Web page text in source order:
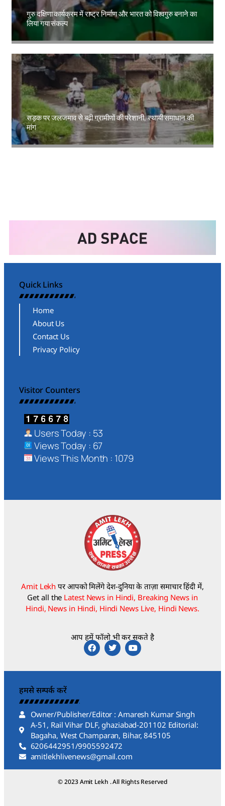
गुरु दक्षिणा कार्यक्रम में राष्ट्र निर्माण और भारत को विश्वगुरु बनाने का
लिया गया संकल्प
सड़क पर जलजमाव से बढ़ी ग्रामीणों की परेशानी, स्थायी समाधान की
मांग
Amit Lekh
Quick Links
Home
About Us
Contact Us
Privacy Policy
Visitor Counters
Users Today : 53
Views Today : 67
Views This Month : 1079
Amit Lekh पर आपको मिलेंगे देश-दुनिया के ताज़ा समाचार हिंदी में,
Get all the Latest News in Hindi, Breaking News in
Hindi, News in Hindi, Hindi News Live, Hindi News.
आप हमें फॉलो भी कर सकते है
हमसे सम्पर्क करें
Owner/Publisher/Editor : Amaresh Kumar Singh
A-51, Rail Vihar DLF, ghaziabad-201102 Editorial:
Bagaha, West Champaran, Bihar, 845105
6206442951/9905592472
amitlekhlivenews@gmail.com
© 2023 Amit Lekh . All Rights Reserved